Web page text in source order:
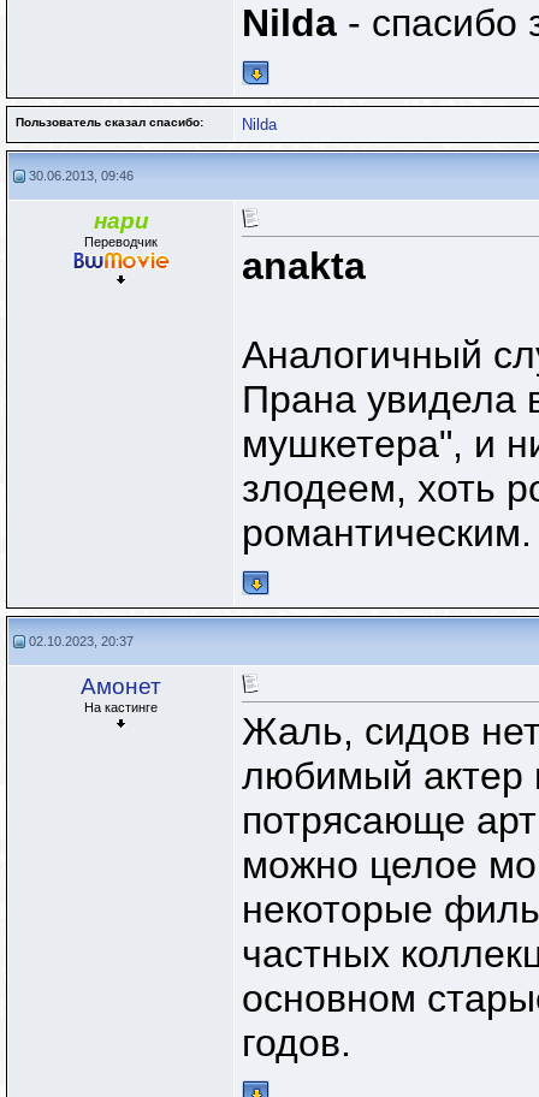
Nilda - спасибо
Пользователь сказал cпасибо: Nilda
30.06.2013, 09:46
нари
Переводчик
anakta
Аналогичный
Прана увидела
мушкетера", и
злодеем, хоть
02.10.2023, 20:37
Амонет
На кастинге
Жаль, сидов
любимый актер
потрясающе
можно целое
некоторые
частных
основном
годов.